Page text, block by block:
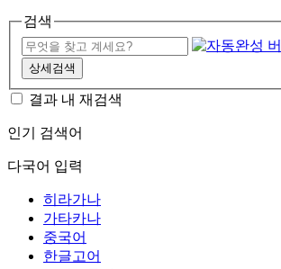
검색
상세검색
결과 내 재검색
인기 검색어
다국어 입력
히라가나
가타카나
중국어
한글고어